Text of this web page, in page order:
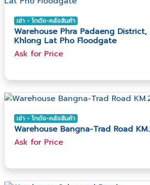
เช่า - โกดัง-คลังสินค้า
Warehouse Phra Padaeng
Khlong Lat Pho Floodgate
Ask​ for​ Price
เช่า - โกดัง-คลังสินค้า
Warehouse Bangna-Trad Road
Ask​ for​ Price